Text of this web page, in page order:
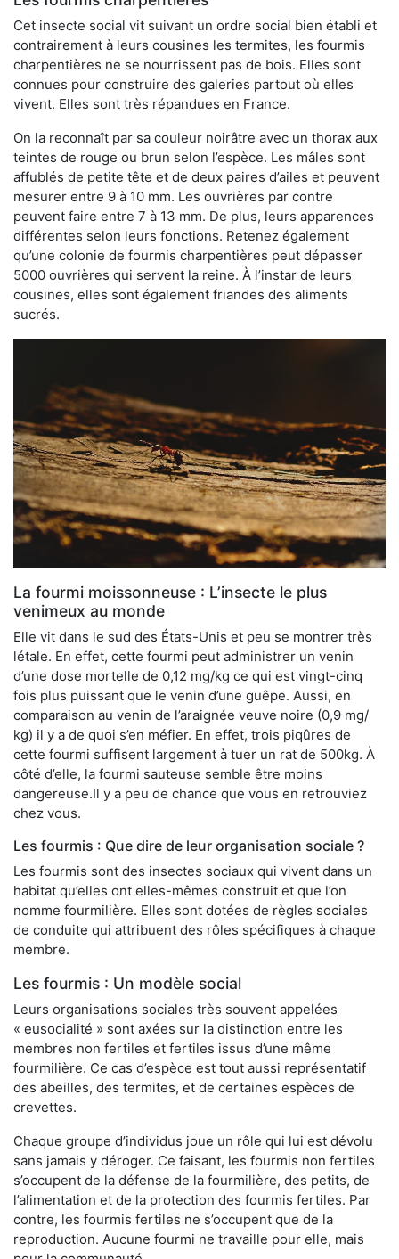
Cet insecte social vit suivant un ordre social bien établi et
contrairement à leurs cousines les termites, les fourmis
charpentières ne se nourrissent pas de bois. Elles sont
connues pour construire des galeries partout où elles
vivent. Elles sont très répandues en France.
On la reconnaît par sa couleur noirâtre avec un thorax aux
teintes de rouge ou brun selon l’espèce. Les mâles sont
affublés de petite tête et de deux paires d’ailes et peuvent
mesurer entre 9 à 10 mm. Les ouvrières par contre
peuvent faire entre 7 à 13 mm. De plus, leurs apparences
différentes selon leurs fonctions. Retenez également
qu’une colonie de fourmis charpentières peut dépasser
5000 ouvrières qui servent la reine. À l’instar de leurs
cousines, elles sont également friandes des aliments
sucrés.
La fourmi moissonneuse : L’insecte le plus
venimeux au monde
Elle vit dans le sud des États-Unis et peu se montrer très
létale. En effet, cette fourmi peut administrer un venin
d’une dose mortelle de 0,12 mg/kg ce qui est vingt-cinq
fois plus puissant que le venin d’une guêpe. Aussi, en
comparaison au venin de l’araignée veuve noire (0,9 mg/
kg) il y a de quoi s’en méfier. En effet, trois piqûres de
cette fourmi suffisent largement à tuer un rat de 500kg. À
côté d’elle, la fourmi sauteuse semble être moins
dangereuse.Il y a peu de chance que vous en retrouviez
chez vous.
Les fourmis : Que dire de leur organisation sociale ?
Les fourmis sont des insectes sociaux qui vivent dans un
habitat qu’elles ont elles-mêmes construit et que l’on
nomme fourmilière. Elles sont dotées de règles sociales
de conduite qui attribuent des rôles spécifiques à chaque
membre.
Les fourmis : Un modèle social
Leurs organisations sociales très souvent appelées
« eusocialité » sont axées sur la distinction entre les
membres non fertiles et fertiles issus d’une même
fourmilière. Ce cas d’espèce est tout aussi représentatif
des abeilles, des termites, et de certaines espèces de
crevettes.
Chaque groupe d’individus joue un rôle qui lui est dévolu
sans jamais y déroger. Ce faisant, les fourmis non fertiles
s’occupent de la défense de la fourmilière, des petits, de
l’alimentation et de la protection des fourmis fertiles. Par
contre, les fourmis fertiles ne s’occupent que de la
reproduction. Aucune fourmi ne travaille pour elle, mais